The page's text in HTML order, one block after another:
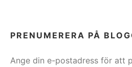
PRENUMERERA PÅ
Ange din e-postadress för att